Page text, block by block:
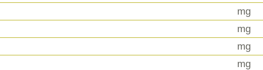
mg
mg
mg
mg